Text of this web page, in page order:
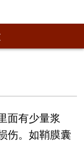
面有少量浆
伤。如鞘膜囊